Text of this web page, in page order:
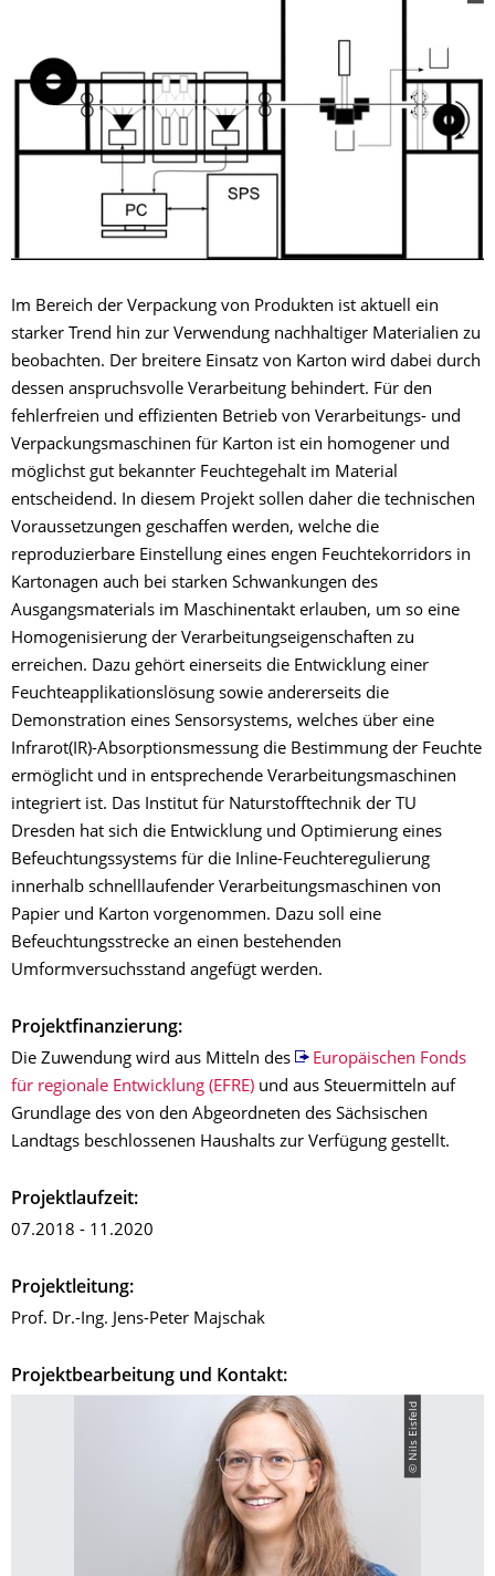
Im Bereich der Verpackung von Produkten ist aktuell ein
starker Trend hin zur Verwendung nachhaltiger Materialien zu
beobachten. Der breitere Einsatz von Karton wird dabei durch
dessen anspruchsvolle Verarbeitung behindert. Für den
fehlerfreien und effizienten Betrieb von Verarbeitungs- und
Verpackungsmaschinen für Karton ist ein homogener und
möglichst gut bekannter Feuchtegehalt im Material
entscheidend. In diesem Projekt sollen daher die technischen
Voraussetzungen geschaffen werden, welche die
reproduzierbare Einstellung eines engen Feuchtekorridors in
Kartonagen auch bei starken Schwankungen des
Ausgangsmaterials im Maschinentakt erlauben, um so eine
Homogenisierung der Verarbeitungseigenschaften zu
erreichen. Dazu gehört einerseits die Entwicklung einer
Feuchteapplikationslösung sowie andererseits die
Demonstration eines Sensorsystems, welches über eine
Infrarot(IR)-Absorptionsmessung die Bestimmung der Feuchte
ermöglicht und in entsprechende Verarbeitungsmaschinen
integriert ist. Das Institut für Naturstofftechnik der TU
Dresden hat sich die Entwicklung und Optimierung eines
Befeuchtungssystems für die Inline-Feuchteregulierung
innerhalb schnelllaufender Verarbeitungsmaschinen von
Papier und Karton vorgenommen. Dazu soll eine
Befeuchtungsstrecke an einen bestehenden
Umformversuchsstand angefügt werden.
Projektfinanzierung:
Die Zuwendung wird aus Mitteln des
Europäischen Fonds
für regionale Entwicklung (EFRE) und aus Steuermitteln auf
Grundlage des von den Abgeordneten des Sächsischen
Landtags beschlossenen Haushalts zur Verfügung gestellt.
Projektlaufzeit:
07.2018 - 11.2020
Projektleitung:
Prof. Dr.-Ing. Jens-Peter Majschak
Projektbearbeitung und Kontakt:
© Nils Eisfeld